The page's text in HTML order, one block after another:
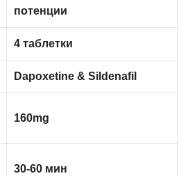
потенции
4 таблетки
Dapoxetine & Sildenafil
160mg
30-60 мин